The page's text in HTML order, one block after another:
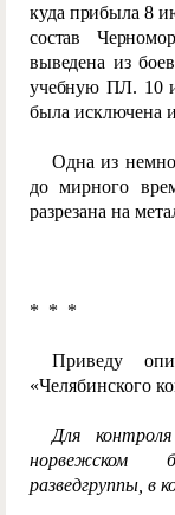
куда прибыла 8
состав
выведена из
учебную ПЛ. 10
была исключена
Одна из
до мирного
разрезана на
* * *
Приведу
«Челябинского
Для
норвежском
разведгруппы, в